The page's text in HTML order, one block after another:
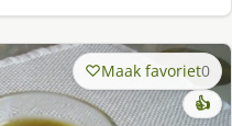
Maak favoriet0
👍